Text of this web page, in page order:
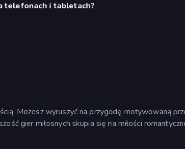
telefonach i tabletach?
Możesz wyruszyć na przygodę motywowaną
gier miłosnych skupia się na miłości